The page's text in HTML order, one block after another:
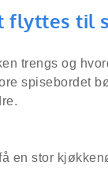
flyttes til
trengs og
spisebordet
en stor